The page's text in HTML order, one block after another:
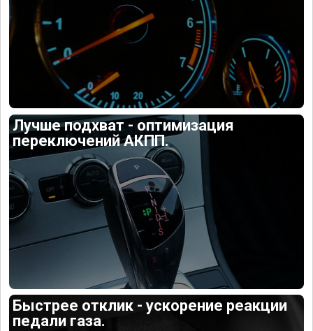
Лучше подхват - оптимизация
переключений АКПП.
Быстрее отклик - ускорение реакции
педали газа.